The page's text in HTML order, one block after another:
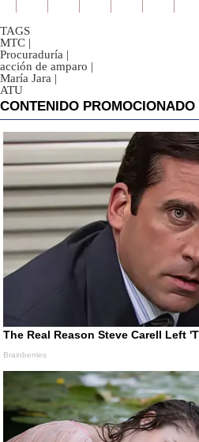
TAGS
MTC |
Procuraduría |
acción de amparo |
María Jara |
ATU